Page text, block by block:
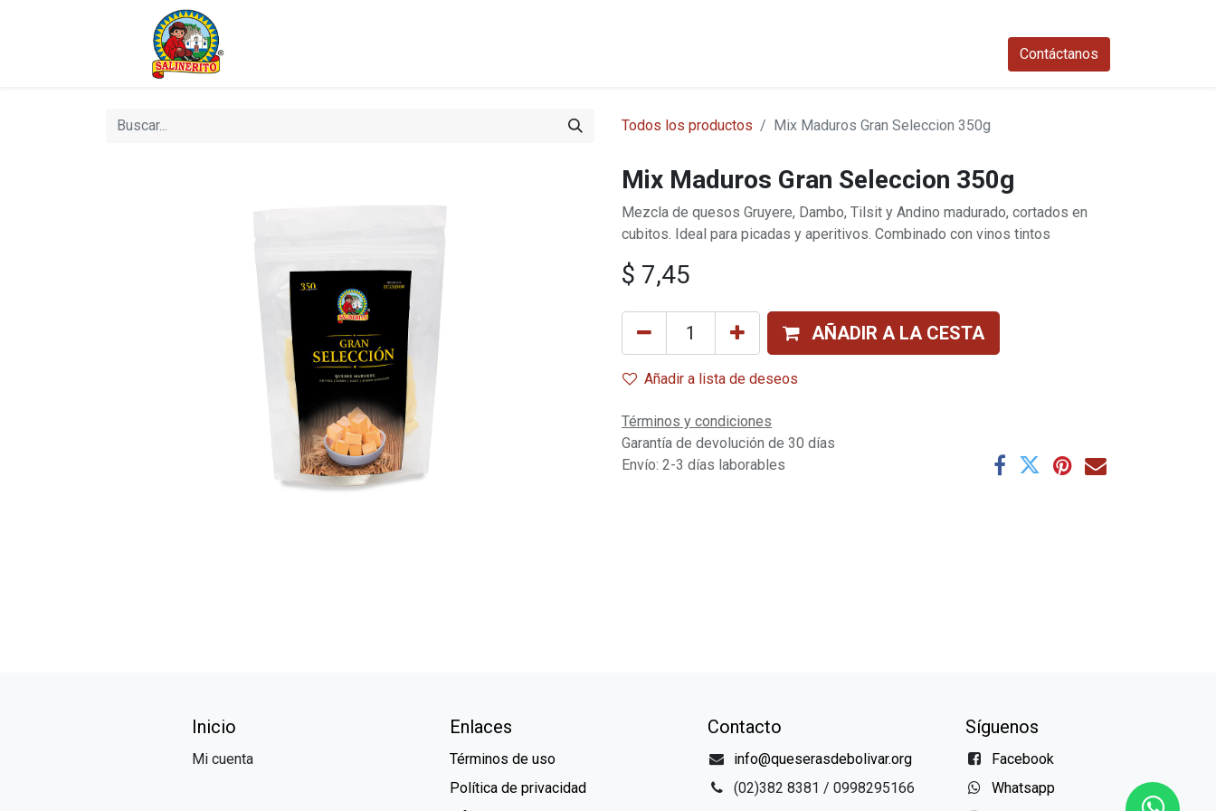
Contáctanos​
Todos los productos Mix Maduros Gran Seleccion 350g
Mix Maduros Gran Seleccion 350g
Mezcla de quesos Gruyere, Dambo, Tilsit y Andino madurado, cortados en
cubitos. Ideal para picadas y aperitivos. Combinado con vinos tintos
$ 7,45
AÑADIR A LA CESTA
Añadir a lista de deseos
Términos y condiciones
Garantía de devolución de 30 días
Envío: 2-3 días laborables
Inicio
Mi cuenta
Enlaces
Términos de uso
Política de privacidad
Contacto
info@queserasdebolivar.org
(02)382 8381 / 0998295166
Síguenos
Facebook
Whatsapp